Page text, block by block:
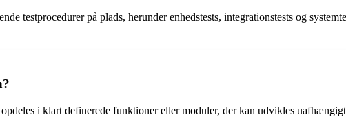
testprocedurer på plads, herunder enhedstests, integrationstests og
i klart definerede funktioner eller moduler, der kan udvikles